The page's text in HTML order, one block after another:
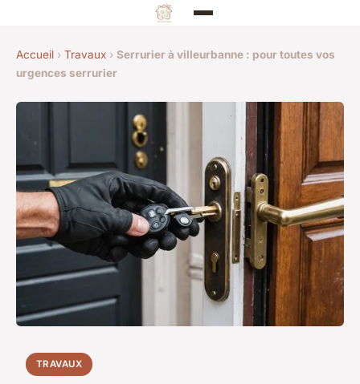
Accueil › Travaux › Serrurier à villeurbanne : pour toutes vos
urgences serrurier
TRAVAUX